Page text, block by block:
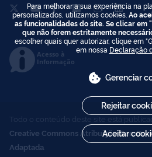
Acesso à
Informação
Todo o conteúdo deste site está
Creative Commons Atribuição-
Adaptada
Para melhorar a sua experiência na
personalizados, utilizamos cookies. Ao
as funcionalidades do site. Se clicar em
que não forem estritamente
escolher quais quer autorizar, clique em
em nossa Declaração
Gerenciar
Rejeitar
Aceitar